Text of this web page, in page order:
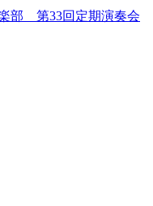
部 第33回定期演奏会